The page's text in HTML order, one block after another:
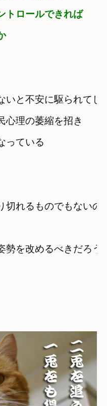
トロールできれば
いと不安に駆られてし
心理の萎縮を招き
っている
切れるものでもないの
を改めるべきだろう